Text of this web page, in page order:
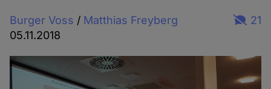
Burger Voss / Matthias Freyberg
05.11.2018
21